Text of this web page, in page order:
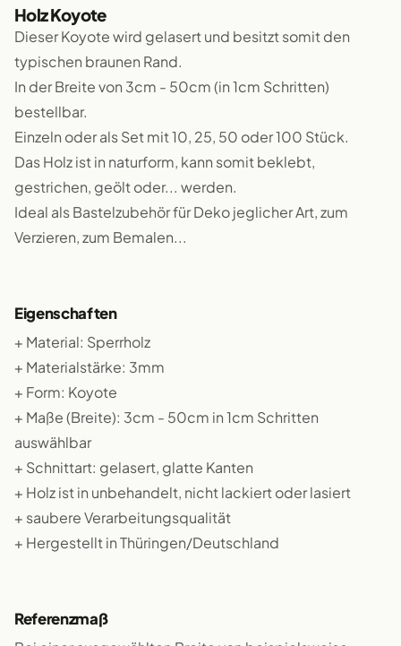
Holz Koyote
Dieser Koyote wird gelasert und besitzt somit den
typischen braunen Rand.
In der Breite von 3cm - 50cm (in 1cm Schritten)
bestellbar.
Einzeln oder als Set mit 10, 25, 50 oder 100 Stück.
Das Holz ist in naturform, kann somit beklebt,
gestrichen, geölt oder... werden.
Ideal als Bastelzubehör für Deko jeglicher Art, zum
Verzieren, zum Bemalen...
Eigenschaften
+ Material: Sperrholz
+ Materialstärke: 3mm
+ Form: Koyote
+ Maße (Breite): 3cm - 50cm in 1cm Schritten
auswählbar
+ Schnittart: gelasert, glatte Kanten
+ Holz ist in unbehandelt, nicht lackiert oder lasiert
+ saubere Verarbeitungsqualität
+ Hergestellt in Thüringen/Deutschland
Referenzmaß